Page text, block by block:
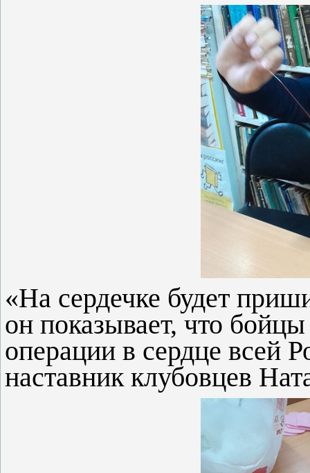
«На сердечке будет
он показывает, что
операции в сердце всей
наставник клубовцев